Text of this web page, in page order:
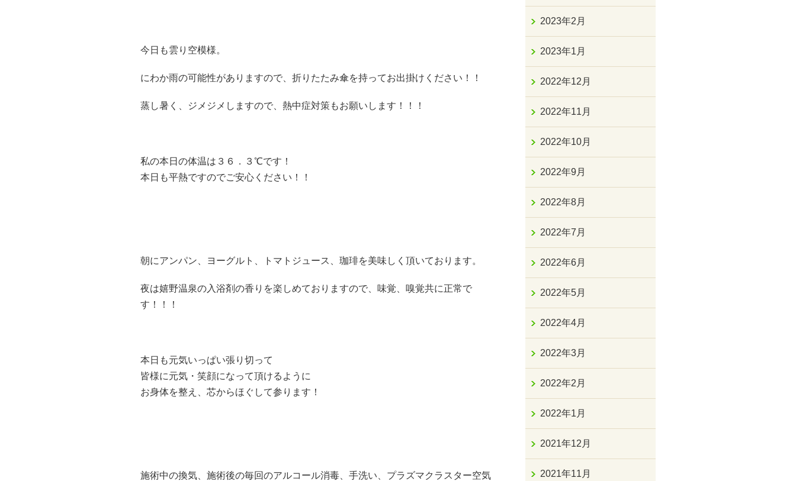
今日も雲り空模様。
にわか雨の可能性がありますので、折りたたみ傘を持ってお出掛けください！！
蒸し暑く、ジメジメしますので、熱中症対策もお願いします！！！
私の本日の体温は３６．３℃です！
本日も平熱ですのでご安心ください！！
朝にアンパン、ヨーグルト、トマトジュース、珈琲を美味しく頂いております。
夜は嬉野温泉の入浴剤の香りを楽しめておりますので、味覚、嗅覚共に正常で
す！！！
本日も元気いっぱい張り切って
皆様に元気・笑顔になって頂けるように
お身体を整え、芯からほぐして参ります！
施術中の換気、施術後の毎回のアルコール消毒、手洗い、プラズマクラスター空気
2023年2月
2023年1月
2022年12月
2022年11月
2022年10月
2022年9月
2022年8月
2022年7月
2022年6月
2022年5月
2022年4月
2022年3月
2022年2月
2022年1月
2021年12月
2021年11月